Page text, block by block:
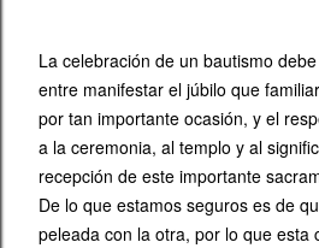
La celebración de un bautismo
entre manifestar el júbilo que
por tan importante ocasión, y el
a la ceremonia, al templo y al
recepción de este importante
De lo que estamos seguros es de
peleada con la otra, por lo que esta